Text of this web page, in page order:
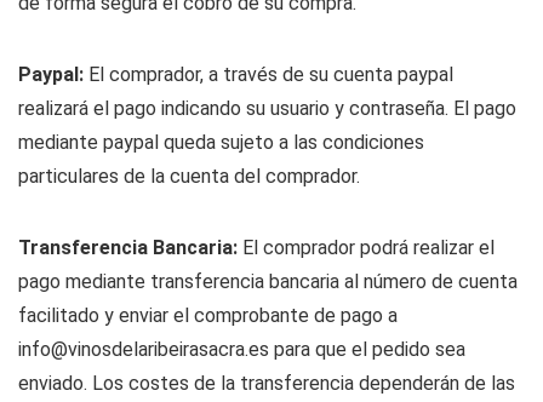
Paypal: El comprador, a través de su cuenta paypal
realizará el pago indicando su usuario y contraseña. El pago
mediante paypal queda sujeto a las condiciones
particulares de la cuenta del comprador.
Transferencia Bancaria: El comprador podrá realizar el
pago mediante transferencia bancaria al número de cuenta
facilitado y enviar el comprobante de pago a
info@vinosdelaribeirasacra.es para que el pedido sea
enviado. Los costes de la transferencia dependerán de las